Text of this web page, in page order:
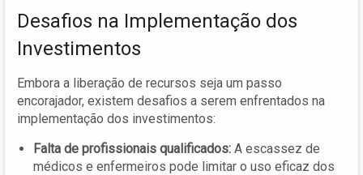
Desafios na Implementação dos
Investimentos
Embora a liberação de recursos seja um passo
encorajador, existem desafios a serem enfrentados na
implementação dos investimentos:
Falta de profissionais qualificados: A escassez de
médicos e enfermeiros pode limitar o uso eficaz dos